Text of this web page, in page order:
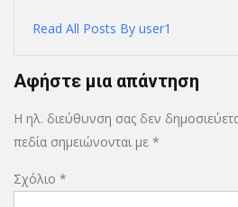
Read All Posts By user1
Αφήστε μια απάντηση
Η ηλ. διεύθυνση σας δεν
πεδία σημειώνονται με *
Σχόλιο *